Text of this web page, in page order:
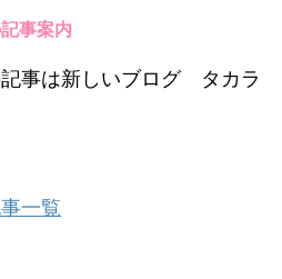
事案内
事は新しいブログ タカラ
一覧